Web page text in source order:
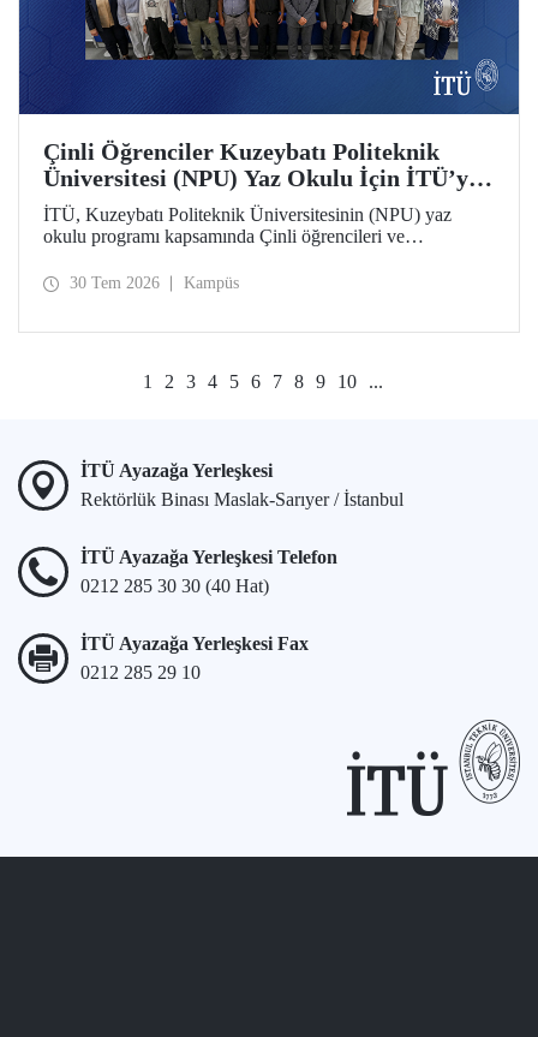
Çinli Öğrenciler Kuzeybatı Politeknik
Üniversitesi (NPU) Yaz Okulu İçin İTÜ’ye
Geldi
İTÜ, Kuzeybatı Politeknik Üniversitesinin (NPU) yaz
okulu programı kapsamında Çinli öğrencileri ve
30 Tem 2026 Kampüs
1 2 3 4 5 6 7 8 9 10 ...
İTÜ Ayazağa Yerleşkesi
Rektörlük Binası Maslak-Sarıyer / İstanbul
İTÜ Ayazağa Yerleşkesi Telefon
0212 285 30 30 (40 Hat)
İTÜ Ayazağa Yerleşkesi Fax
0212 285 29 10